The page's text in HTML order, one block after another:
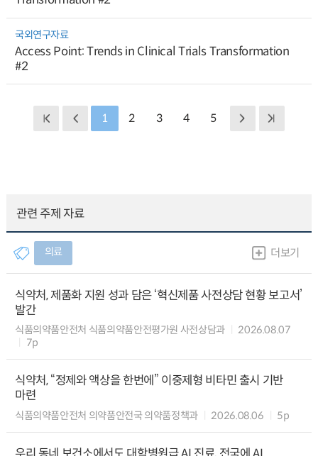
국외연구자료
Access Point: Trends in Clinical Trials Transformation
#2
1 2 3 4 5
관련 주제 자료
의료 더보기
식약처, 제품화 지원 성과 담은 ‘혁신제품 사전상담 현황 보고서’
발간
식품의약품안전처 식품의약품안전평가원 사전상담과
2026.08.07
7p
식약처, “정제와 액상을 한번에” 이중제형 비타민 출시 기반
마련
식품의약품안전처 의약품안전국 의약품정책과 2026.08.06 5p